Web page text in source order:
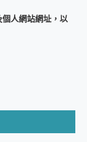
人網站網址，以